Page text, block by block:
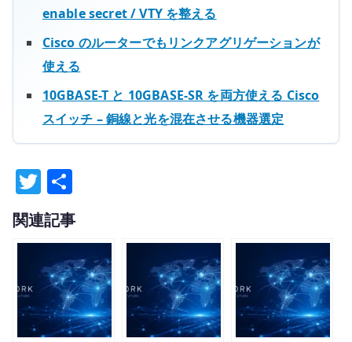
enable secret / VTY を整える
Cisco のルーターでもリンクアグリゲーションが
使える
10GBASE-T と 10GBASE-SR を両方使える Cisco
スイッチ – 銅線と光を混在させる機器選定
T
w
it
te
r
有
関連記事